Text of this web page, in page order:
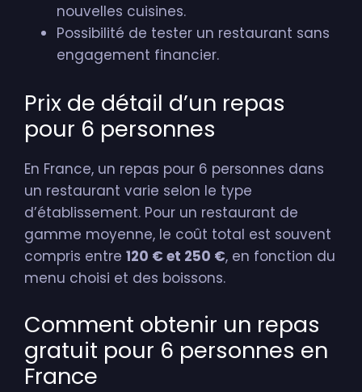
nouvelles cuisines.
Possibilité de tester un restaurant sans
engagement financier.
Prix de détail d’un repas
pour 6 personnes
En France, un repas pour 6 personnes dans
un restaurant varie selon le type
d’établissement. Pour un restaurant de
gamme moyenne, le coût total est souvent
compris entre 120 € et 250 €, en fonction du
menu choisi et des boissons.
Comment obtenir un repas
gratuit pour 6 personnes en
France